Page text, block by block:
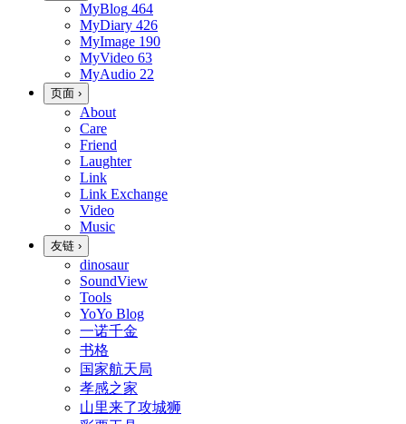
MyBlog 464
MyDiary 426
MyImage 190
MyVideo 63
MyAudio 22
页面 ›
About
Care
Friend
Laughter
Link
Link Exchange
Video
Music
友链 ›
dinosaur
SoundView
Tools
YoYo Blog
一诺千金
书格
国家航天局
孝感之家
山里来了攻城狮